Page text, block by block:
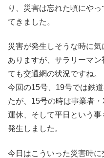
り、災害は忘れた頃にや
てきました。
災害が発生しそうな時に
ありますが、サラリーマ
ても交通網の状況ですね。
今回の15号、19号では鉄
たが、15号の時は事業者
運休、そして平日という
発生しました。
今日はこういった災害時